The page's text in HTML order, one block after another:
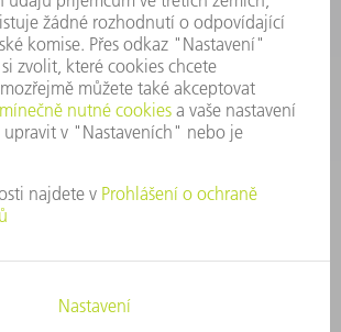
ND@trumpf.com
KONTAKTNÍ ÚDAJE
Nástroje
+420 251 106 250
Po - pá 8:00 - 16:00
nastroje@trumpf.com